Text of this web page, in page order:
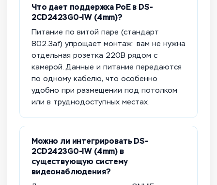
Что дает поддержка PoE в DS-
2CD2423G0-IW (4mm)?
Питание по витой паре (стандарт
802.3af) упрощает монтаж: вам не нужна
отдельная розетка 220В рядом с
камерой. Данные и питание передаются
по одному кабелю, что особенно
удобно при размещении под потолком
или в труднодоступных местах.
Можно ли интегрировать DS-
2CD2423G0-IW (4mm) в
существующую систему
видеонаблюдения?